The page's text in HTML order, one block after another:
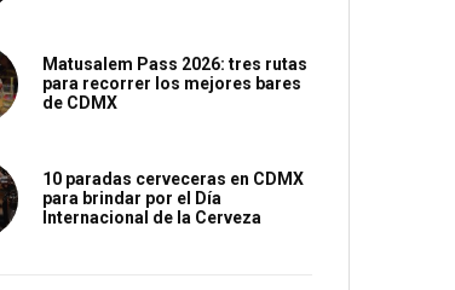
Matusalem Pass 2026: tres rutas
para recorrer los mejores bares
de CDMX
10 paradas cerveceras en CDMX
para brindar por el Día
Internacional de la Cerveza